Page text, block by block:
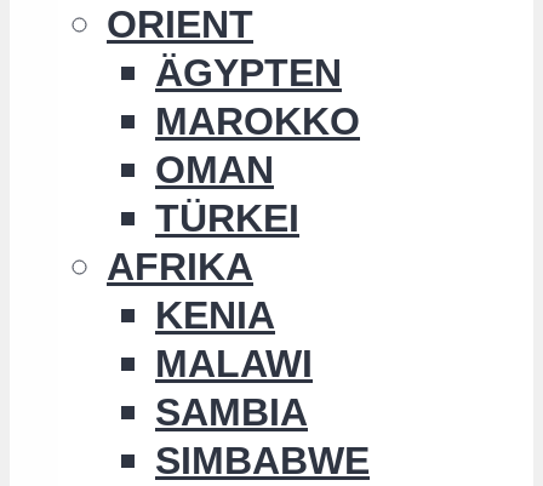
ORIENT
ÄGYPTEN
MAROKKO
OMAN
TÜRKEI
AFRIKA
KENIA
MALAWI
SAMBIA
SIMBABWE